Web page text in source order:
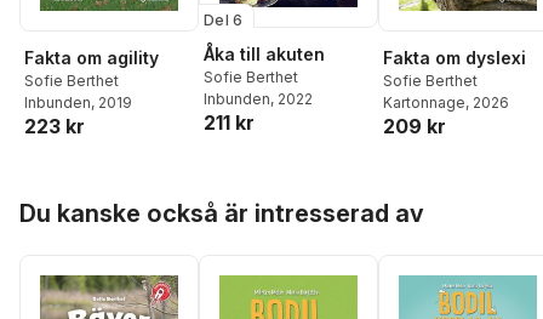
Fakta om agility
Sofie Berthet
Inbunden, 2019
223 kr
Del 6
Åka till akuten
Sofie Berthet
Inbunden, 2022
211 kr
Fakta om dyslexi
Sofie Berthet
Kartonnage, 2026
209 kr
Du kanske också är intresserad av